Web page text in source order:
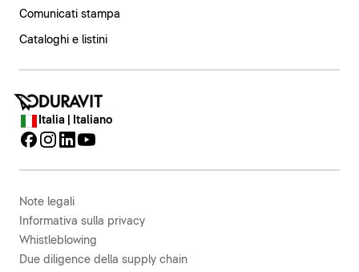
Comunicati stampa
Cataloghi e listini
Italia | Italiano
Note legali
Informativa sulla privacy
Whistleblowing
Due diligence della supply chain